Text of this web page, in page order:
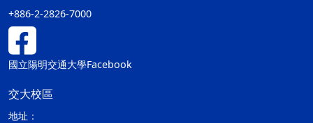
+886-2-2826-7000
國立陽明交通大學Facebook
交大校區
地址：